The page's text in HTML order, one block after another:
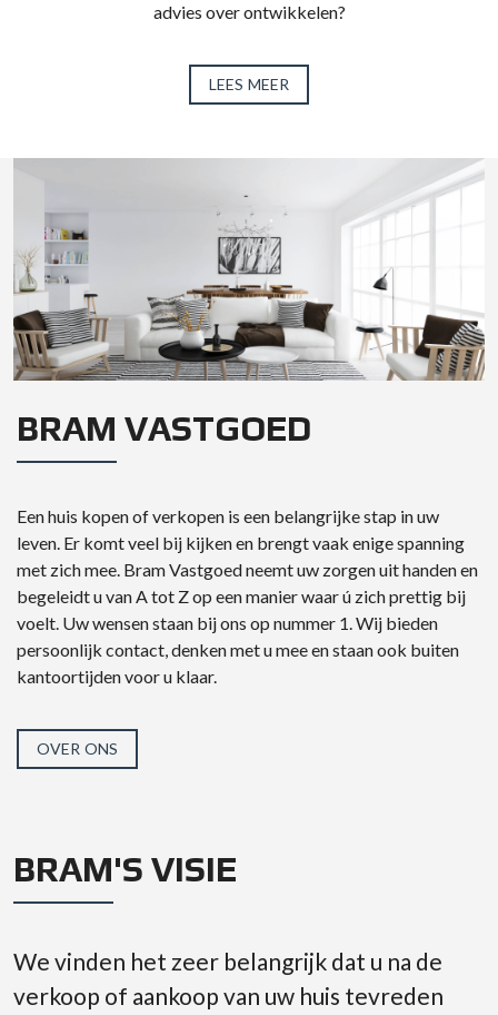
advies over ontwikkelen?
LEES MEER
BRAM VASTGOED
Een huis kopen of verkopen is een belangrijke stap in uw
leven. Er komt veel bij kijken en brengt vaak enige spanning
met zich mee. Bram Vastgoed neemt uw zorgen uit handen en
begeleidt u van A tot Z op een manier waar ú zich prettig bij
voelt. Uw wensen staan bij ons op nummer 1. Wij bieden
persoonlijk contact, denken met u mee en staan ook buiten
kantoortijden voor u klaar.
OVER ONS
BRAM'S VISIE
We vinden het zeer belangrijk dat u na de
verkoop of aankoop van uw huis tevreden